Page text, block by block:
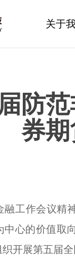
关于
届防
券
融工作会议精
中心的价值取
织开展第五届